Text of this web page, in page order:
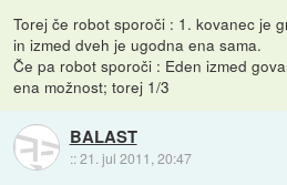
Torej če robot sporoči : 1. kovanec je
in izmed dveh je ugodna ena sama.
Če pa robot sporoči : Eden izmed
ena možnost; torej 1/3
BALAST
::21. jul 2011, 20:47